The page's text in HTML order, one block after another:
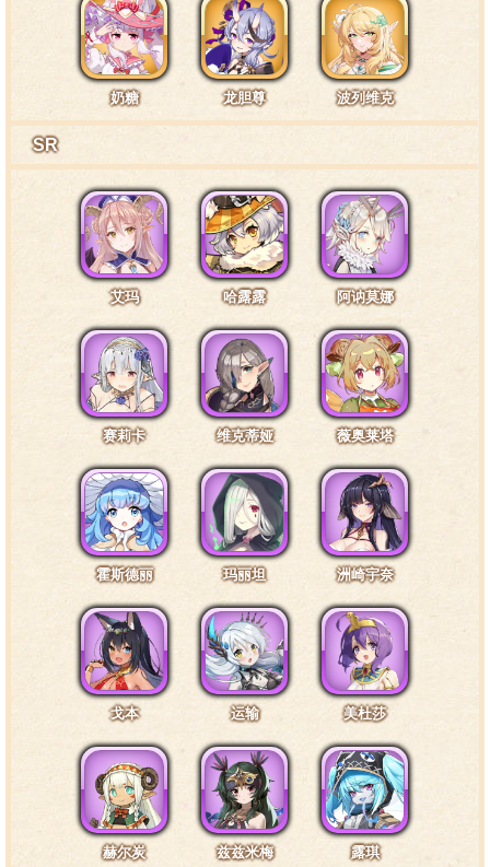
特训7阶段台词5·通常5
我是天才……过去和现在的我，到底哪里不同呢？
奶糖 龙胆尊 波列维克
SR
艾玛 哈露露 阿讷莫娜
赛莉卡 维克蒂娅 薇奥莱塔
霍斯德丽 玛丽坦 洲崎宇奈
戈本 运输 美杜莎
赫尔炭 兹兹米梅 露琪